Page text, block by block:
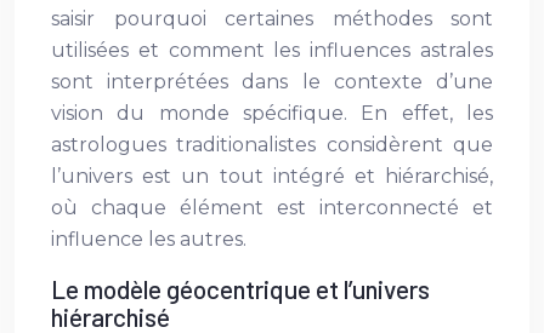
saisir pourquoi certaines méthodes sont
utilisées et comment les influences astrales
sont interprétées dans le contexte d’une
vision du monde spécifique. En effet, les
astrologues traditionalistes considèrent que
l’univers est un tout intégré et hiérarchisé,
où chaque élément est interconnecté et
influence les autres.
Le modèle géocentrique et l’univers
hiérarchisé